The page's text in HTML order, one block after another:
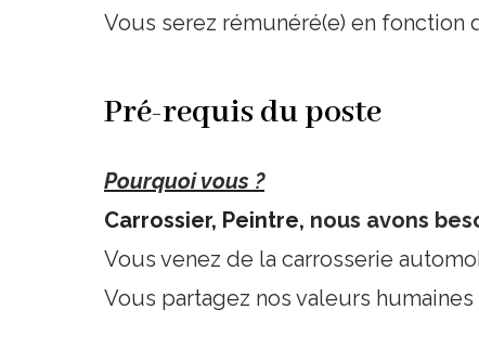
Vous serez rémunéré(e) en fonction
Pré-requis du poste
Pourquoi vous ?
Carrossier, Peintre, nous avons
Vous venez de la carrosserie
Vous partagez nos valeurs